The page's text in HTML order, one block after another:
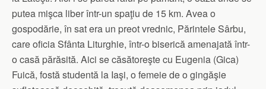
putea mişca liber într-un spaţiu de 15 km. Avea o
gospodărie, în sat era un preot vrednic, Părintele Sârbu,
care oficia Sfânta Liturghie, într-o biserică amenajată într-
o casă părăsită. Aici se căsătoreşte cu Eugenia (Gica)
Fuică, fostă studentă la Iaşi, o femeie de o gingăşie